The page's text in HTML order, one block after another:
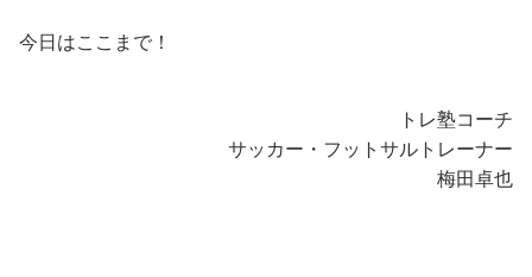
今日はここまで！
トレ塾コーチ
サッカー・フットサルトレーナー
梅田卓也